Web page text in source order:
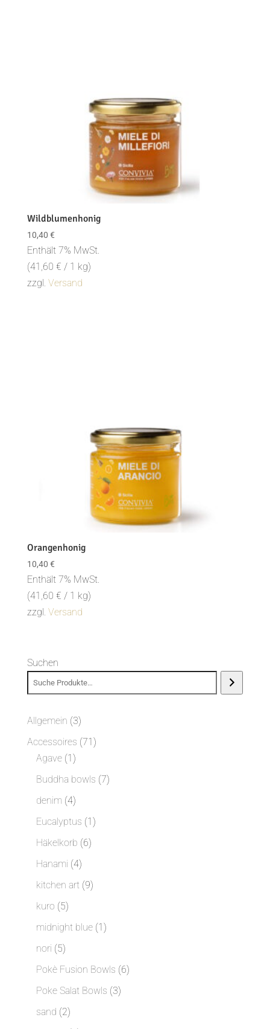
Wildblumenhonig
10,40 €
Enthält 7% MwSt.
(41,60 € / 1 kg)
zzgl. Versand
Orangenhonig
10,40 €
Enthält 7% MwSt.
(41,60 € / 1 kg)
zzgl. Versand
Suchen
Allgemein 33
Produkte
Accessoires 7171
Agave 11
Produkt
Buddha bowls 77
denim 44
Produkte
Eucalyptus 11
Häkelkorb 66
Hanami 44
Produkte
kitchen art 99
kuro 55
Produkte
midnight blue 11
nori 55
Produkte
Pokè Fusion Bowls 66
Poke Salat Bowls 33
sand 22